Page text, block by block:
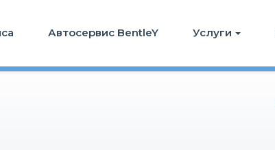
Автосервис BentleY Услуги